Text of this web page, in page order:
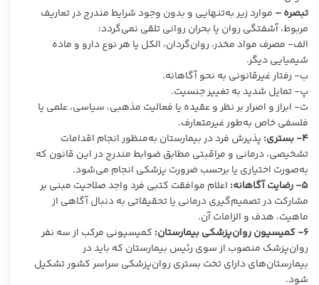
تبصره – موارد زیر به‌تنهایی و بدون وجود شرایط مندرج در تعاریف
مربوط، آشفتگی روان یا بحران روانی تلقی نمی‌گردد:
الف- مصرف مواد مخدر، روان‌گردان، الکل یا هر نوع دارو و ماده
شیمیایی دیگر.
ب- رفتار غیرقانونی به نحو آگاهانه.
پ- تمایل شدید به تغییر جنسیت.
ت- ابراز و اصرار بر نظر و عقیده یا فعالیت مذهبی، سیاسی، علمی یا
فلسفی خاص به‌طور غیرمتعارف.
۴- بستری: پذیرش فرد در بیمارستان به‌منظور انجام اقدامات
تشخیصی، درمانی و مراقبتی مطابق ضوابط مندرج در این قانون که
به‌صورت اختیاری یا برحسب ضرورت پزشکی انجام می‌شود.
۵- رضایت آگاهانه: اعلام موافقت کتبی فرد واجد صلاحیت مبنی بر
مشارکت در تصمیم‌گیری درمانی یا تحقیقاتی به دنبال آگاهی از
ماهیت، هدف و الزامات آن.
۶- کمیسیون روان‌پزشکی بیمارستان: کمیسیونی مرکب از سه نفر
روان‌پزشک منصوب از سوی رئیس بیمارستان که باید در
بیمارستان‌های دارای تخت بستری روان‌پزشکی سراسر کشور تشکیل
شود.